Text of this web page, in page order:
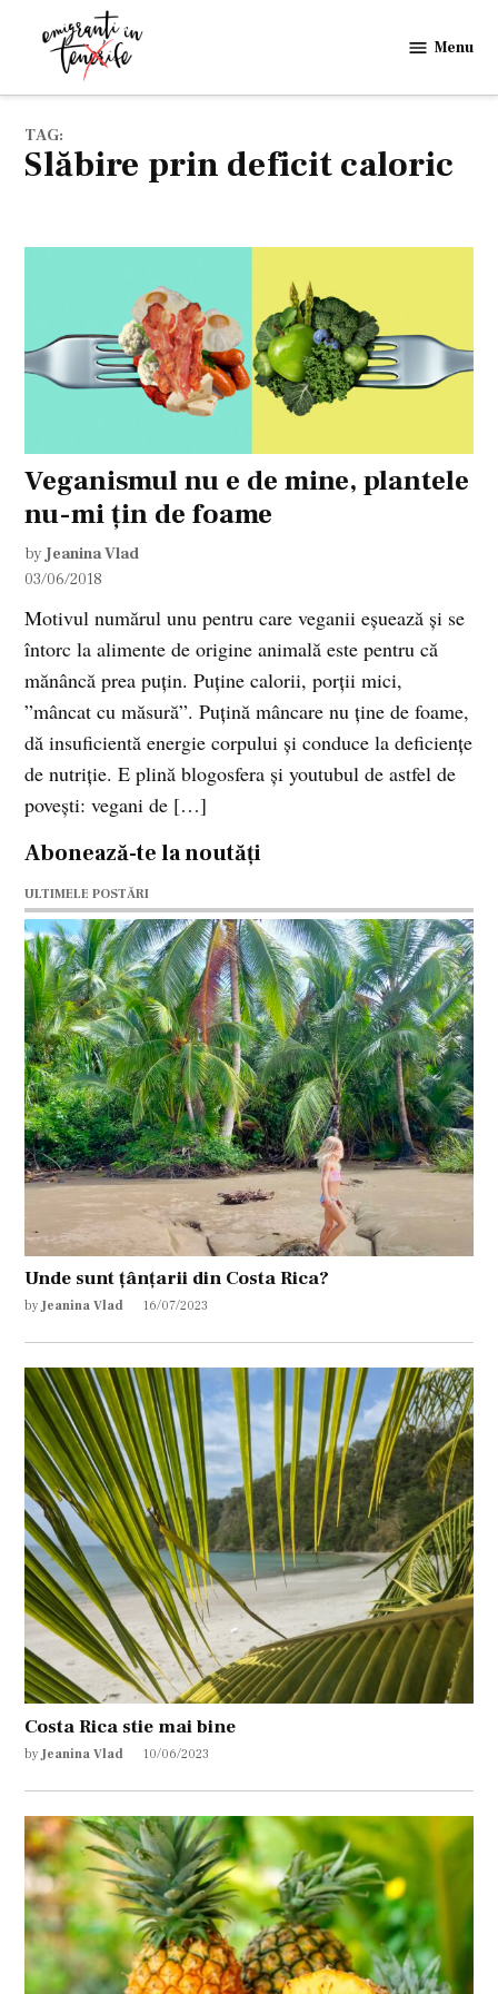
in
Menu
TAG:
slăbire prin deficit caloric
Veganismul nu e de mine, plantele
nu-mi țin de foame
by Jeanina Vlad
03/06/2018
Motivul numărul unu pentru care veganii eșuează și se
întorc la alimente de origine animală este pentru că
mănâncă prea puțin. Puține calorii, porții mici,
”mâncat cu măsură”. Puțină mâncare nu ține de foame,
dă insuficientă energie corpului și conduce la deficiențe
de nutriție. E plină blogosfera și youtubul de astfel de
povești: vegani de […]
Abonează-te la noutăți
ULTIMELE POSTĂRI
Unde sunt țânțarii din Costa Rica?
by Jeanina Vlad 16/07/2023
Costa Rica stie mai bine
by Jeanina Vlad 10/06/2023